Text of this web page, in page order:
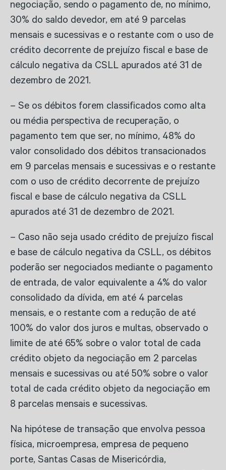
negociação, sendo o pagamento de, no mínimo,
30% do saldo devedor, em até 9 parcelas
mensais e sucessivas e o restante com o uso de
crédito decorrente de prejuízo fiscal e base de
cálculo negativa da CSLL apurados até 31 de
dezembro de 2021.
– Se os débitos forem classificados como alta
ou média perspectiva de recuperação, o
pagamento tem que ser, no mínimo, 48% do
valor consolidado dos débitos transacionados
em 9 parcelas mensais e sucessivas e o restante
com o uso de crédito decorrente de prejuízo
fiscal e base de cálculo negativa da CSLL
apurados até 31 de dezembro de 2021.
– Caso não seja usado crédito de prejuízo fiscal
e base de cálculo negativa da CSLL, os débitos
poderão ser negociados mediante o pagamento
de entrada, de valor equivalente a 4% do valor
consolidado da dívida, em até 4 parcelas
mensais, e o restante com a redução de até
100% do valor dos juros e multas, observado o
limite de até 65% sobre o valor total de cada
crédito objeto da negociação em 2 parcelas
mensais e sucessivas ou até 50% sobre o valor
total de cada crédito objeto da negociação em
8 parcelas mensais e sucessivas.
Na hipótese de transação que envolva pessoa
física, microempresa, empresa de pequeno
porte, Santas Casas de Misericórdia,